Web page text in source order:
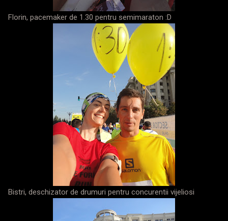
Florin, pacemaker de 1.30 pentru semimaraton :D
Bistri, deschizator de drumuri pentru concurentii vijeliosi